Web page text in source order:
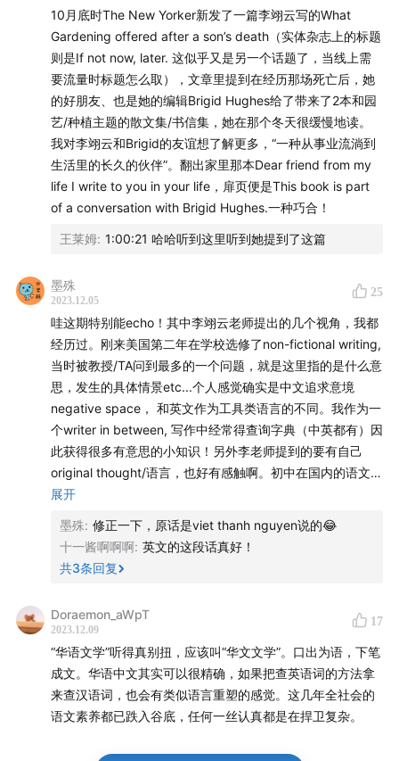
10月底时The New Yorker新发了一篇李翊云写的What
Gardening offered after a son’s death（实体杂志上的标题
则是If not now, later. 这似乎又是另一个话题了，当线上需
要流量时标题怎么取），文章里提到在经历那场死亡后，她
的好朋友、也是她的编辑Brigid Hughes给了带来了2本和园
艺/种植主题的散文集/书信集，她在那个冬天很缓慢地读。
我对李翊云和Brigid的友谊想了解更多，“一种从事业流淌到
生活里的长久的伙伴”。翻出家里那本Dear friend from my
life I write to you in your life，扉页便是This book is part
of a conversation with Brigid Hughes.一种巧合！
王莱姆: 1:00:21 哈哈听到这里听到她提到了这篇
墨殊
2023.12.05
25
哇这期特别能echo！其中李翊云老师提出的几个视角，我都
经历过。刚来美国第二年在学校选修了non-fictional writing,
当时被教授/TA问到最多的一个问题，就是这里指的是什么意
思，发生的具体情景etc...个人感觉确实是中文追求意境
negative space， 和英文作为工具类语言的不同。我作为一
个writer in between, 写作中经常得查询字典（中英都有）因
此获得很多有意思的小知识！另外李老师提到的要有自己
original thought/语言，也好有感触啊。初中在国内的语文老
师跟我说过，命题作文要写的，永远是我脑海里的第二个想
和人生都有非常大的影响，到了美国这边也得到了回应～这
期很多想法我还在整理，真的很期待也希望能让自己越写越
好。另外分享一下，作为一个第二语言写作的人来讲，对我
from a minority, write as if you are the majority. Do not
explain. Do not cater. Do not translate. Do not apologize.
Assume everyone knows what you are talking about...
Write with all the privileges of the majority, but with the
humility of a minority.”
展开
墨殊: 修正一下，原话是viet thanh nguyen说的😂
十一酱啊啊啊: 英文的这段话真好！
共3条回复
Doraemon_aWpT
2023.12.09
17
“华语文学”听得真别扭，应该叫“华文文学”。口出为语，下笔
成文。华语中文其实可以很精确，如果把查英语词的方法拿
来查汉语词，也会有类似语言重塑的感觉。这几年全社会的
语文素养都已跌入谷底，任何一丝认真都是在捍卫复杂。